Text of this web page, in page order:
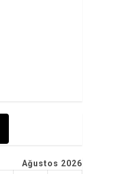
Ağustos 2026